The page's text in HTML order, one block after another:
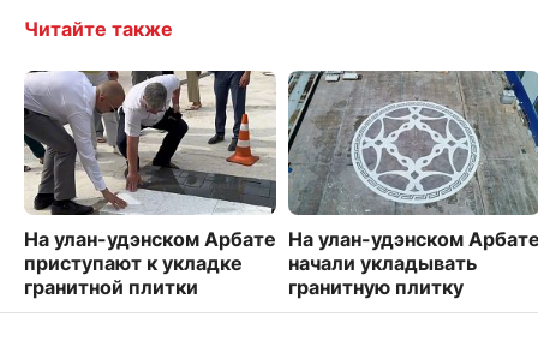
Читайте также
На улан-удэнском Арбате
приступают к укладке
гранитной плитки
На улан-удэнском
начали укладывать
гранитную плитку